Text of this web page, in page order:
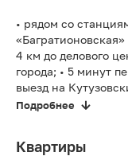
• рядом со
4 км до делового
города; • 5 минут
выезд на
Подробнее
Квартиры